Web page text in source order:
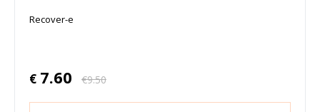
Recover-e
€ 7.60 €9.50